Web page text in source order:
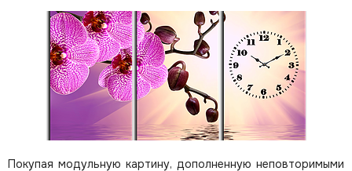
Покупая модульную картину, дополненную неповторимыми